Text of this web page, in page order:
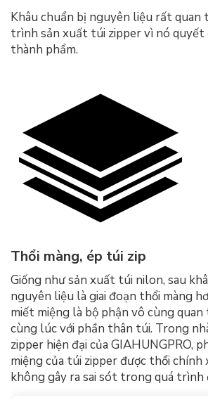
Khâu chuẩn bị nguyên liệu rất
trình sản xuất túi zipper vì nó
thành phẩm.
Thổi màng, ép túi zip
Giống như sản xuất túi nilon, sau
nguyên liệu là giai đoạn thổi màng
miết miệng là bộ phận vô cùng
cùng lúc với phần thân túi. Trong
zipper hiện đại của GIAHUNGPRO,
miệng của túi zipper được thổi chính
không gây ra sai sót trong quá trình